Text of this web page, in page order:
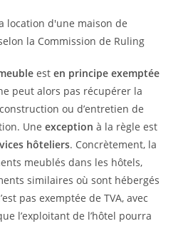
est en principe exemptée
peut alors pas récupérer la
ou d’entretien de
Une exception à la règle est
hôteliers. Concrètement, la
meublés dans les hôtels,
similaires où sont hébergés
pas exemptée de TVA, avec
l’exploitant de l’hôtel pourra